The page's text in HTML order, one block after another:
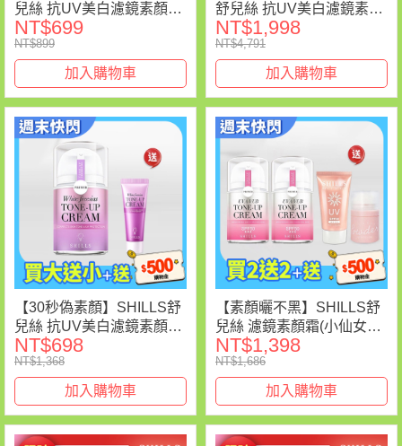
兒絲 抗UV美白濾鏡素顏霜
(小蒼蘭/小仙女/牛奶霜/激
光霜)-(單入$699/自選四入
享優惠價$1980)
NT$699
NT$899
加入購物車
舒兒絲 抗UV美白濾鏡素顏
霜(40ml)任選*3 送 素顏霜
(隨身版)*5+美妝蛋(隨機)*1-
小姐不熙娣推薦
NT$1,998
NT$4,791
加入購物車
【30秒偽素顏】SHILLS舒
兒絲 抗UV美白濾鏡素顏霜
40ml(小蒼蘭)*1+15ml隨身
瓶*1
NT$698
NT$1,368
加入購物車
【素顏曬不黑】SHILLS舒
兒絲 濾鏡素顏霜(小仙女）
*2+送拍拍蜜粉*1+很耐曬超
清爽美白美肌柔護防曬凝乳
SPF50★★★★*1-【小明
星大跟班推薦】
NT$1,398
NT$1,686
加入購物車